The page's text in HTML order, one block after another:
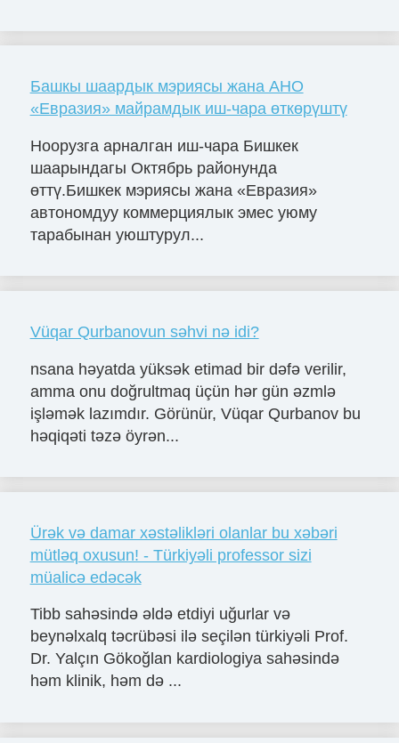
Башкы шаардык мэриясы жана АНО
«Евразия» майрамдык иш-чара өткөрүштү
Ноорузга арналган иш-чара Бишкек
шаарындагы Октябрь районунда
өттү.Бишкек мэриясы жана «Евразия»
автономдуу коммерциялык эмес уюму
тарабынан уюштурул...
Vüqar Qurbanovun səhvi nə idi?
nsana həyatda yüksək etimad bir dəfə verilir,
amma onu doğrultmaq üçün hər gün əzmlə
işləmək lazımdır. Görünür, Vüqar Qurbanov bu
həqiqəti təzə öyrən...
Ürək və damar xəstəlikləri olanlar bu xəbəri
mütləq oxusun! - Türkiyəli professor sizi
müalicə edəcək
Tibb sahəsində əldə etdiyi uğurlar və
beynəlxalq təcrübəsi ilə seçilən türkiyəli Prof.
Dr. Yalçın Gökoğlan kardiologiya sahəsində
həm klinik, həm də ...